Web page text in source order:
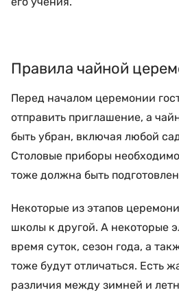
Правила чайной
Перед началом церемонии
отправить приглашение, а
быть убран, включая любой
Столовые приборы
тоже должна быть
Некоторые из этапов
школы к другой. А некоторые
время суток, сезон года, а
тоже будут отличаться. Есть
различия между зимней и